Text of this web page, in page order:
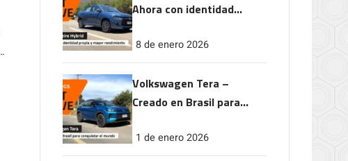
Ahora con identidad
rendimiento
8 de enero 2026
Volkswagen Tera –
Creado en Brasil para
1 de enero 2026